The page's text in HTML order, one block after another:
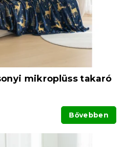
mikroplüss takaró
Bővebben